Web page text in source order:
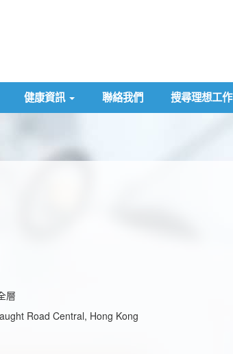
健康資訊 聯絡我們 搜尋理想工作
層
Road Central, Hong Kong